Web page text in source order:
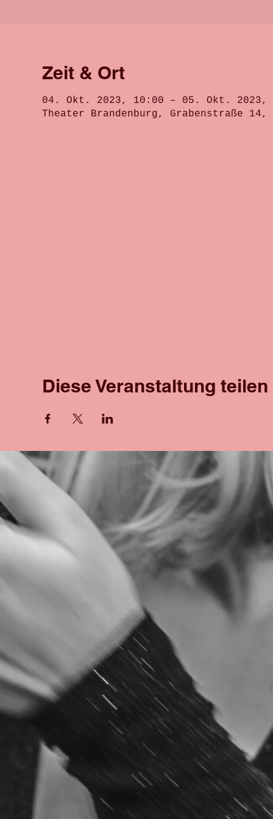
Zeit & Ort
04. Okt. 2023, 10:00 – 05. Okt. 2023,
Theater Brandenburg, Grabenstraße
Diese Veranstaltung teilen